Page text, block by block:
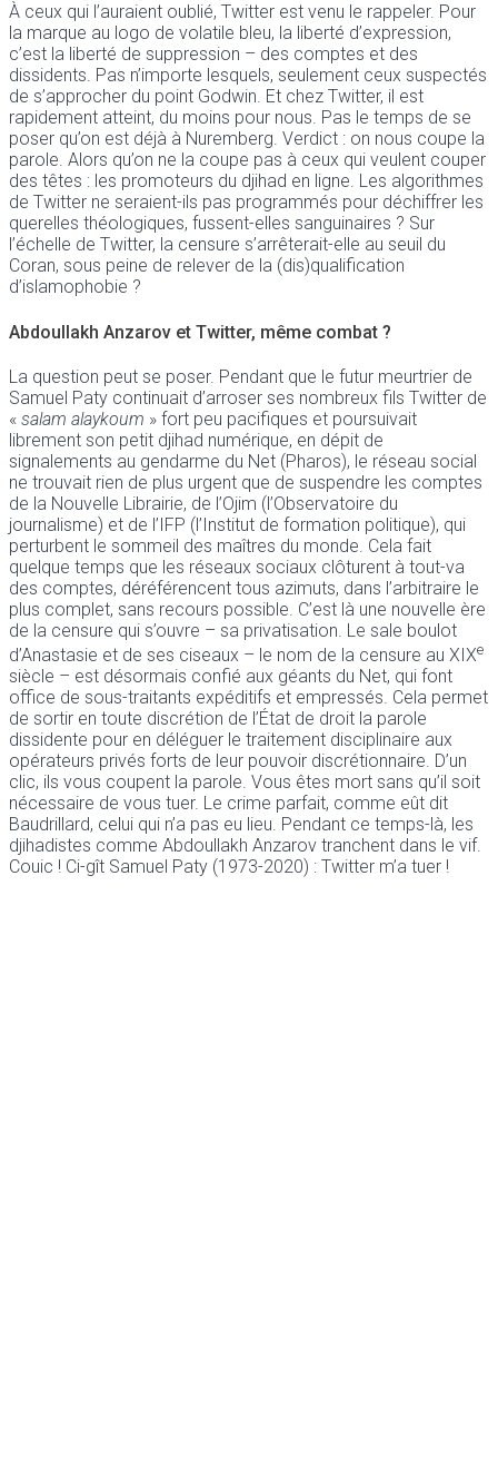
À ceux qui l’auraient oublié, Twitter est venu le rappeler. Pour
la marque au logo de volatile bleu, la liberté d’expression,
c’est la liberté de suppression – des comptes et des
dissidents. Pas n’importe lesquels, seulement ceux suspectés
de s’approcher du point Godwin. Et chez Twitter, il est
rapidement atteint, du moins pour nous. Pas le temps de se
poser qu’on est déjà à Nuremberg. Verdict : on nous coupe la
parole. Alors qu’on ne la coupe pas à ceux qui veulent couper
des têtes : les promoteurs du djihad en ligne. Les algorithmes
de Twitter ne seraient-ils pas programmés pour déchiffrer les
querelles théologiques, fussent-elles sanguinaires ? Sur
l’échelle de Twitter, la censure s’arrêterait-elle au seuil du
Coran, sous peine de relever de la (dis)qualification
d’islamophobie ?
Abdoullakh Anzarov et Twitter, même combat ?
La question peut se poser. Pendant que le futur meurtrier de
Samuel Paty continuait d’arroser ses nombreux fils Twitter de
« salam alaykoum » fort peu pacifiques et poursuivait
librement son petit djihad numérique, en dépit de
signalements au gendarme du Net (Pharos), le réseau social
ne trouvait rien de plus urgent que de suspendre les comptes
de la Nouvelle Librairie, de l’Ojim (l’Observatoire du
journalisme) et de l’IFP (l’Institut de formation politique), qui
perturbent le sommeil des maîtres du monde. Cela fait
quelque temps que les réseaux sociaux clôturent à tout-va
des comptes, déréférencent tous azimuts, dans l’arbitraire le
plus complet, sans recours possible. C’est là une nouvelle ère
de la censure qui s’ouvre – sa privatisation. Le sale boulot
d’Anastasie et de ses ciseaux – le nom de la censure au XIXe
siècle – est désormais confié aux géants du Net, qui font
office de sous-traitants expéditifs et empressés. Cela permet
de sortir en toute discrétion de l’État de droit la parole
dissidente pour en déléguer le traitement disciplinaire aux
opérateurs privés forts de leur pouvoir discrétionnaire. D’un
clic, ils vous coupent la parole. Vous êtes mort sans qu’il soit
nécessaire de vous tuer. Le crime parfait, comme eût dit
Baudrillard, celui qui n’a pas eu lieu. Pendant ce temps-là, les
djihadistes comme Abdoullakh Anzarov tranchent dans le vif.
Couic ! Ci-gît Samuel Paty (1973-2020) : Twitter m’a tuer !